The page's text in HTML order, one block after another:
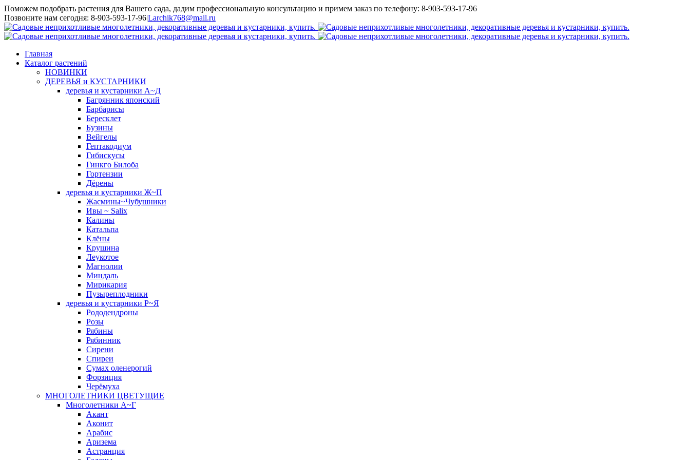
Поможем подобрать растения для Вашего сада, дадим профессиональную консультацию и примем заказ по телефону: 8-903-593-17-96
Toggle
SlidingBar
Area
Позвоните нам сегодня: 8-903-593-17-96|Larchik768@mail.ru
Главная
Каталог растений
НОВИНКИ
ДЕРЕВЬЯ и КУСТАРНИКИ
деревья и кустарники А~Д
Багрянник японский
Барбарисы
Бересклет
Бузины
Вейгелы
Гептакодиум
Гибискусы
Гинкго Билоба
Гортензии
Дёрены
деревья и кустарники Ж~П
Жасмины~Чубушники
Ивы ~ Salix
Калины
Катальпа
Клёны
Крушина
Леукотое
Магнолии
Миндаль
Мирикария
Пузыреплодники
деревья и кустарники Р~Я
Рододендроны
Розы
Рябины
Рябинник
Сирени
Спиреи
Сумах оленерогий
Форзиция
Черёмуха
МНОГОЛЕТНИКИ ЦВЕТУЩИЕ
Многолетники А~Г
Акант
Аконит
Арабис
Аризема
Астранция